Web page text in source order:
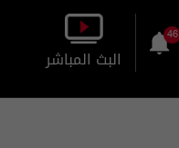
46
البث المباشر